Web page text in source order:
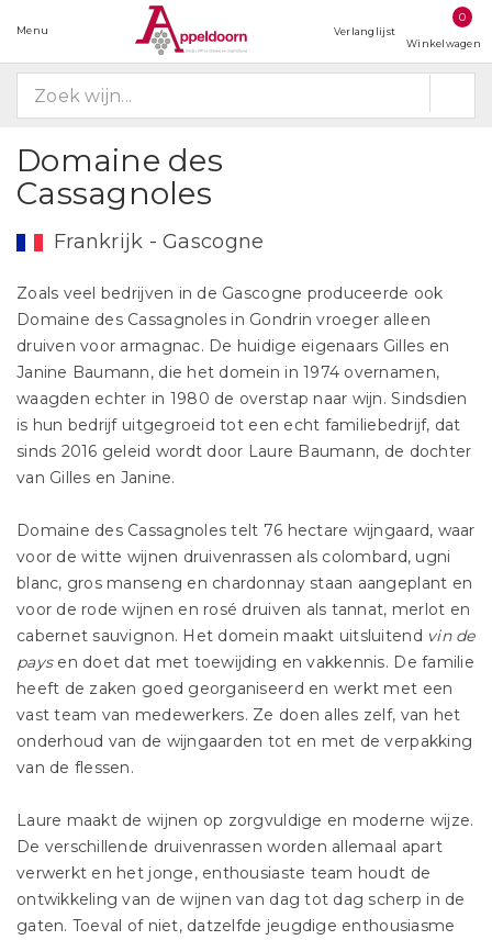
Menu Verlanglijst
0
Winkelwagen
Domaine des
Cassagnoles
Frankrijk - Gascogne
Zoals veel bedrijven in de Gascogne produceerde ook
Domaine des Cassagnoles in Gondrin vroeger alleen
druiven voor armagnac. De huidige eigenaars Gilles en
Janine Baumann, die het domein in 1974 overnamen,
waagden echter in 1980 de overstap naar wijn. Sindsdien
is hun bedrijf uitgegroeid tot een echt familiebedrijf, dat
sinds 2016 geleid wordt door Laure Baumann, de dochter
van Gilles en Janine.
Domaine des Cassagnoles telt 76 hectare wijngaard, waar
voor de witte wijnen druivenrassen als colombard, ugni
blanc, gros manseng en chardonnay staan aangeplant en
voor de rode wijnen en rosé druiven als tannat, merlot en
cabernet sauvignon. Het domein maakt uitsluitend vin de
paysen doet dat met toewijding en vakkennis. De familie
heeft de zaken goed georganiseerd en werkt met een
vast team van medewerkers. Ze doen alles zelf, van het
onderhoud van de wijngaarden tot en met de verpakking
van de flessen.
Laure maakt de wijnen op zorgvuldige en moderne wijze.
De verschillende druivenrassen worden allemaal apart
verwerkt en het jonge, enthousiaste team houdt de
ontwikkeling van de wijnen van dag tot dag scherp in de
gaten. Toeval of niet, datzelfde jeugdige enthousiasme